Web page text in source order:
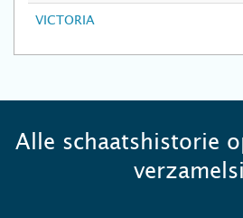
VICTORIA
Alle schaatshistorie